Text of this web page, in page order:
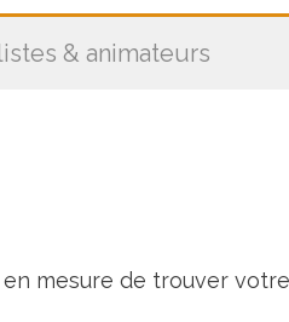
& animateurs
mesure de trouver